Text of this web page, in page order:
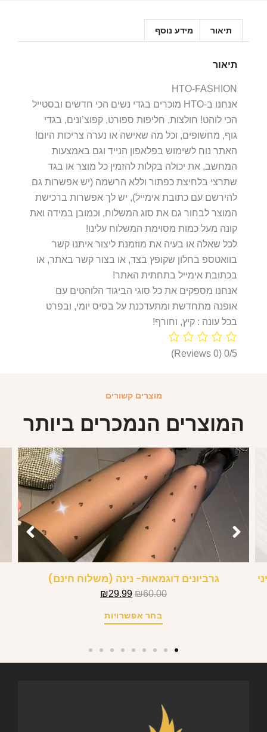
תיאור מידע נוסף
תיאור
HTO-FASHION
אנחנו ב-HTO מוכרים בגדי נשים הכי חדשים ובסטייל
הכי לוהט! חולצות, חליפות ספורט, קפוצ’ונים, בגדי
גוף, מחשופים, וכל מה שאישה או נערה צריכות היום!
האתר נוח לשימוש בפלאפון הנייד וגם באמצעות
המחשב, את יכולה בקלות להזמין כל מוצר או בגד
שתרצי בלחיצת כפתור וללא הרשמה (יש אפשרות גם
להירשם עם כתובת אימייל), יש לך אפשרות ברכישת
המוצר לבחור גם את סוג המשלוח, וכמובן במידה ואת
קונה מעל כמות מסוימת המשלוח עלינו!
לכל שאלה או בעיה את מוזמנת ליצור איתנו קשר
בוואטספ בחלון שקופץ בצד, או בצור קשר באתר, או
בכתובת אימייל בתחתית האתר!
אנחנו מספקים את כל סוגי הביגוד הלוהטים עם
אופנה מתחדשת ומתעדכנת על בסיס יומי, ובפרט
בכל עונה : קיץ, וחורף!
0/5
(0 Reviews)
מוצרים קשורים
המוצרים הנמכרים ביותר
גרביונים דוגמאות- נינה (משלוח חינם)
₪60.00
₪29.99
בחר אפשרויות